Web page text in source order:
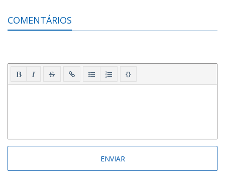
COMENTÁRIOS
{}